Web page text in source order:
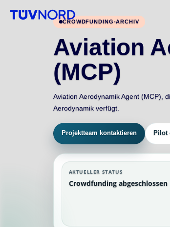
CROWDFUNDING-ARCHIV
Aviation
(MCP)
Aviation Aerodynamik Agent (MCP),
Aerodynamik verfügt.
Projektteam kontaktieren Pilot
AKTUELLER STATUS
Crowdfunding abgeschlossen